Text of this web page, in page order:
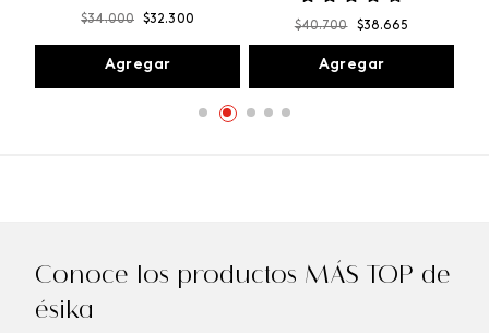
$34.000 $32.300
Agregar
$40.700 $38.665
Agregar
Conoce los productos MÁS TOP de
ésika